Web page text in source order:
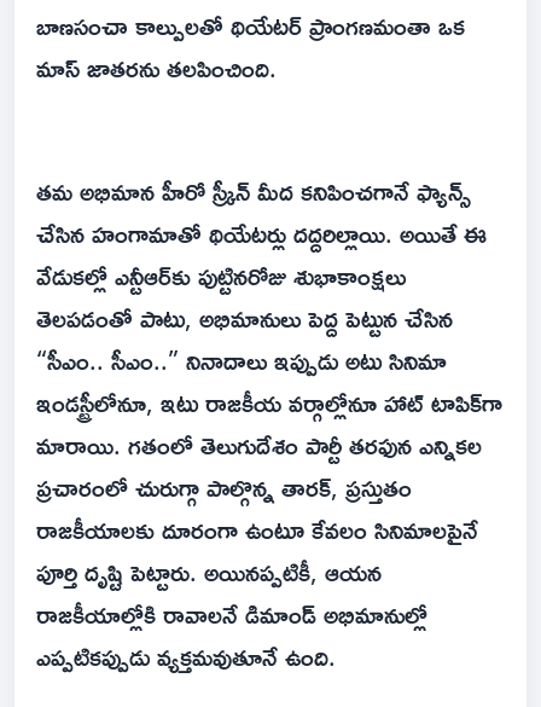
బాణసంచా కాల్పులతో థియేటర్ ప్రాంగణమంతా ఒక
మాస్ జాతరను తలపించింది.
తమ అభిమాన హీరో స్క్రీన్ మీద కనిపించగానే ఫ్యాన్స్
చేసిన హంగామాతో థియేటర్లు దద్దరిల్లాయి. అయితే ఈ
వేడుకల్లో ఎన్టీఆర్‌కు పుట్టినరోజు శుభాకాంక్షలు
తెలపడంతో పాటు, అభిమానులు పెద్ద పెట్టున చేసిన
“సీఎం.. సీఎం..” నినాదాలు ఇప్పుడు అటు సినిమా
ఇండస్ట్రీలోనూ, ఇటు రాజకీయ వర్గాల్లోనూ హాట్ టాపిక్‌గా
మారాయి. గతంలో తెలుగుదేశం పార్టీ తరఫున ఎన్నికల
ప్రచారంలో చురుగ్గా పాల్గొన్న తారక్, ప్రస్తుతం
రాజకీయాలకు దూరంగా ఉంటూ కేవలం సినిమాలపైనే
పూర్తి దృష్టి పెట్టారు. అయినప్పటికీ, ఆయన
రాజకీయాల్లోకి రావాలనే డిమాండ్ అభిమానుల్లో
ఎప్పటికప్పుడు వ్యక్తమవుతూనే ఉంది.